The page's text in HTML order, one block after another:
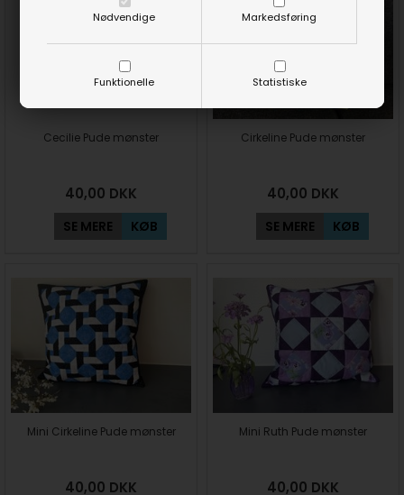
Nødvendige Markedsføring
Funktionelle Statistiske
Cecilie Pude mønster
40,00 DKK
SE MERE KØB
Cirkeline Pude mønster
40,00 DKK
SE MERE KØB
Mini Cirkeline Pude mønster
40,00 DKK
Mini Ruth Pude mønster
40,00 DKK